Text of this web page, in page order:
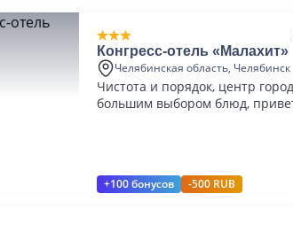
Конгресс-отель «Малахит»
Челябинская область, Челябинск
Чистота и порядок, центр
большим выбором блюд,
+100 бонусов -500 RUB